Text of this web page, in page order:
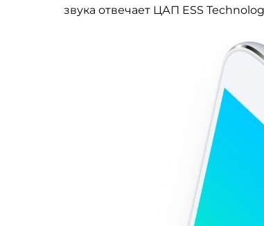
звука отвечает ЦАП ESS